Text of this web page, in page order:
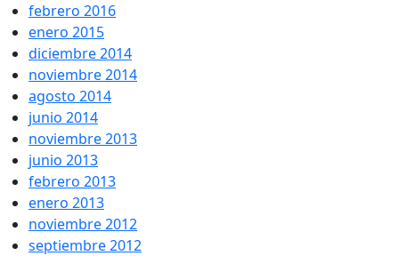
febrero 2016
enero 2015
diciembre 2014
noviembre 2014
agosto 2014
junio 2014
noviembre 2013
junio 2013
febrero 2013
enero 2013
noviembre 2012
septiembre 2012